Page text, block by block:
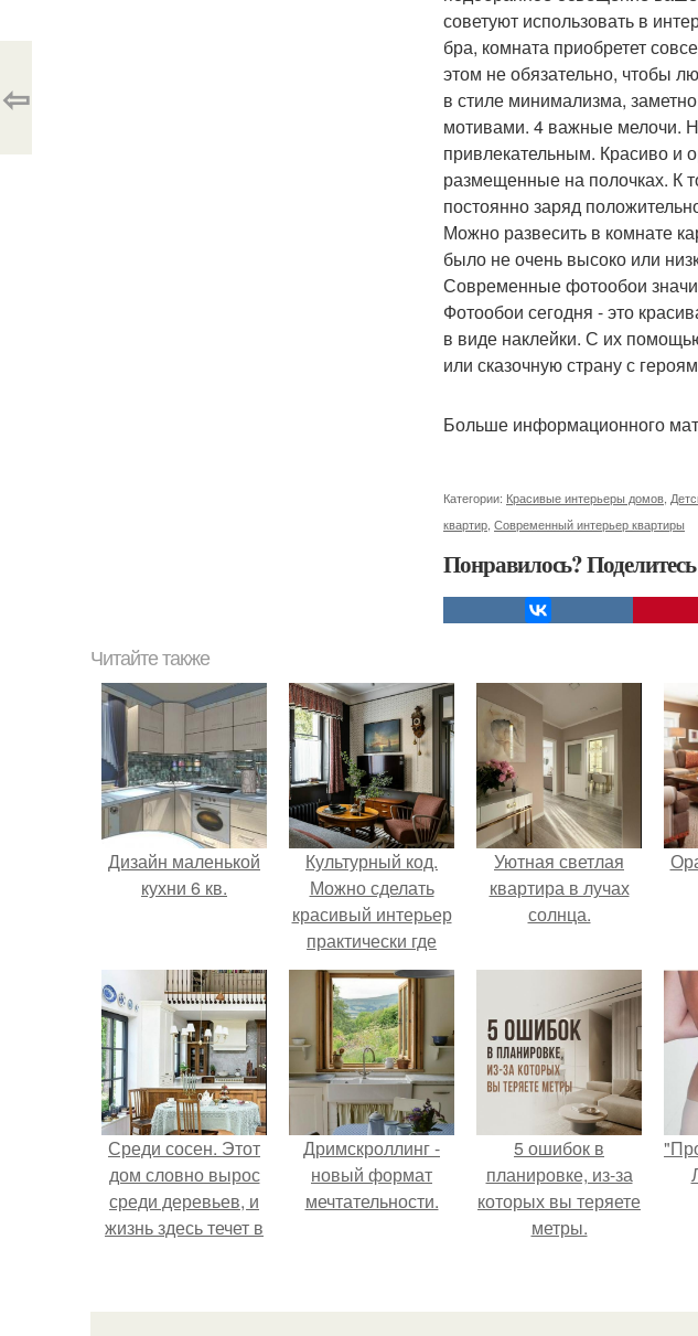
советуют использовать в
бра, комната приобретет
этом не обязательно, чтобы
в стиле минимализма,
мотивами. 4 важные мелочи.
привлекательным. Красиво и
размещенные на полочках. К
постоянно заряд
Можно развесить в комнате
было не очень высоко или
Современные фотообои
Фотообои сегодня - это
в виде наклейки. С их
или сказочную страну с
Больше информационного
Категории: Красивые интерьеры домов
квартир Современный интерьер квартиры
Понравилось?
⇦
Читайте также
Дизайн маленькой
кухни 6 кв.
Культурный код.
Можно сделать
красивый интерьер
практически где
угодно.
Уютная светлая
квартира в лучах
солнца.
Среди сосен. Этот
дом словно вырос
среди деревьев, и
жизнь здесь течет в
спешки и лишнего
Дримскроллинг -
новый формат
мечтательности.
5 ошибок в
планировке, из-за
которых вы теряете
метры.